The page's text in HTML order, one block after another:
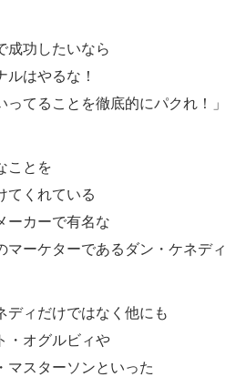
成功したいなら
ルはやるな！
てることを徹底的にパクれ！」
ことを
てくれている
ーカーで有名な
マーケターであるダン・ケネディ
ディだけではなく他にも
・オグルビィや
マスターソンといった